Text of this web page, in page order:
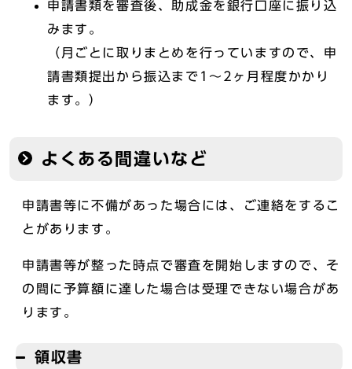
申請書類を審査後、助成金を銀行口座に振り込
みます。
（月ごとに取りまとめを行っていますので、申
請書類提出から振込まで1～2ヶ月程度かかり
ます。）
よくある間違いなど
申請書等に不備があった場合には、ご連絡をするこ
とがあります。
申請書等が整った時点で審査を開始しますので、そ
の間に予算額に達した場合は受理できない場合があ
ります。
領収書